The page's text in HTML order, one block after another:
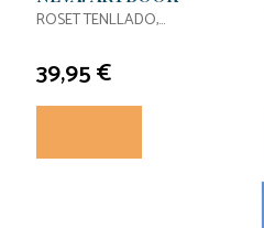
ROSET TENLLADO,
STUDIO,
39,95 €